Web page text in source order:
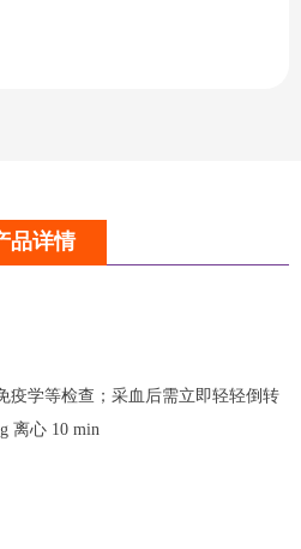
品详情
疫学等检查；采血后需立即轻轻倒转
离心 10 min